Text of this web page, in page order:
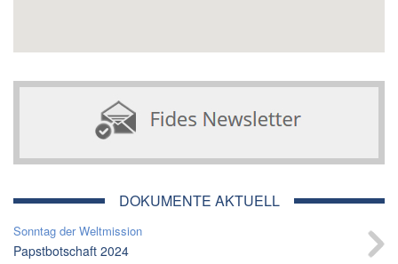
DOKUMENTE AKTUELL
Sonntag der Weltmission
Papstbotschaft 2024